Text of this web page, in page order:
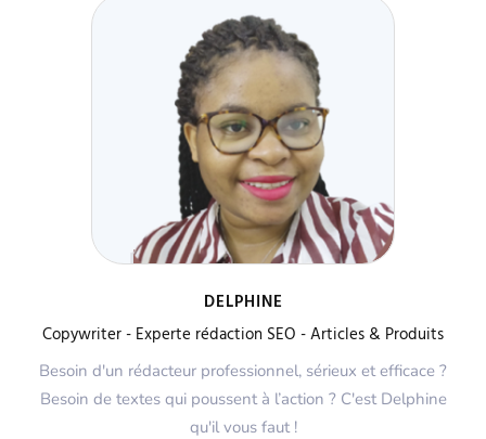
DELPHINE
Copywriter - Experte rédaction SEO - Articles & Produits
Besoin d'un rédacteur professionnel, sérieux et efficace ?
Besoin de textes qui poussent à l’action ? C'est Delphine
qu'il vous faut !